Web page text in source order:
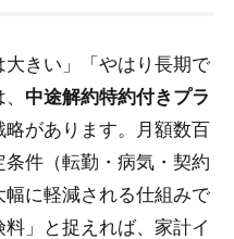
大きい」「やはり長期で
中途解約特約付きプラ
があります。月額数百
件（転勤・病気・契約
に軽減される仕組みで
」と捉えれば、家計イ